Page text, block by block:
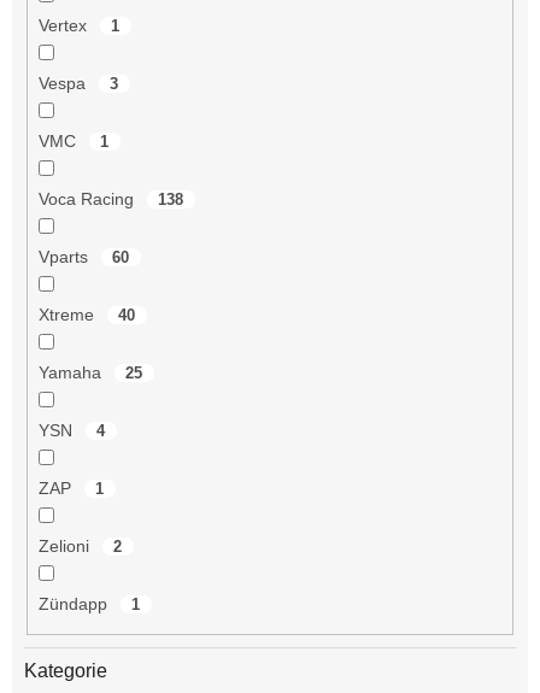
Vertex 1
Vespa 3
VMC 1
Voca Racing 138
Vparts 60
Xtreme 40
Yamaha 25
YSN 4
ZAP 1
Zelioni 2
Zündapp 1
Kategorie